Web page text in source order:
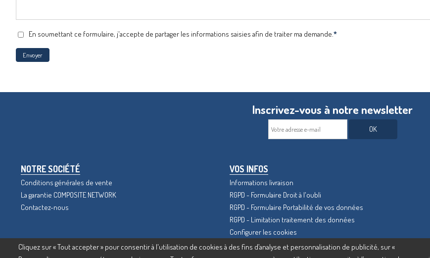
En soumettant ce formulaire, j'accepte de partager les informations saisies afin de traiter ma demande.*
Envoyer
Inscrivez-vous à notre newsletter
OK
NOTRE SOCIÉTÉ
Conditions générales de vente
La garantie COMPOSITE NETWORK
Contactez-nous
VOS INFOS
Informations livraison
RGPD - Formulaire Droit à l'oubli
RGPD - Formulaire Portabilité de vos données
RGPD - Limitation traitement des données
Configurer les cookies
Cliquez sur « Tout accepter » pour consentir à l'utilisation de cookies à des fins d’analyse et personnalisation de publicité, sur «